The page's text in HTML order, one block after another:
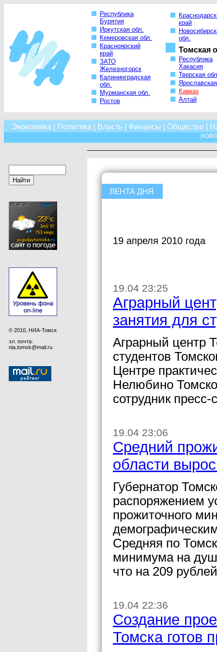
Республика
Бурятия
Иркутская обл.
Кемеровская обл.
Красноярский
край
ЗАТО
Железногорск
Калининградская
обл.
Мурманская обл.
Ростов
край
обл.
Томская
Республика
Хакасия
Тверская
Кавказ
Алтай
Экономика Политика Власть| Финансы Общество
© 2010, НИА-Томск
эл. почта:
nia.tomsk@mail.ru
19 апреля 2010 года
19.04 23:25
Аграрный
занятия для
Аграрный центр
студентов
Центре
Нелюбино
сотрудник
19.04 23:06
Средний
области
Губернатор
распоряжением
прожиточного
Средняя по
минимума на
что на 209
19.04 22:36
Создание
Томска готов